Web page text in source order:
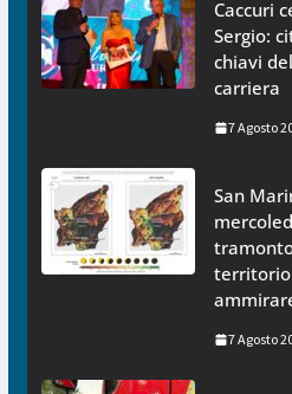
Caccuri
Sergio:
chiavi
carriera
7 Agosto
San
territorio
7 Agosto